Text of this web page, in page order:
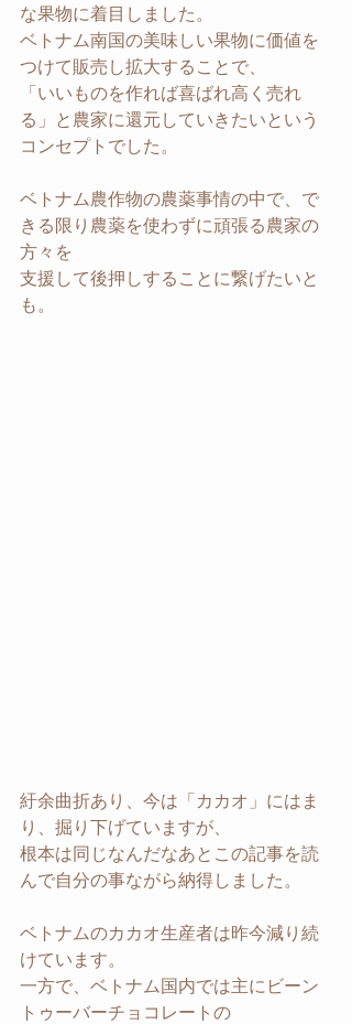
な果物に着目しました。
ベトナム南国の美味しい果物に価値を
つけて販売し拡大することで、
「いいものを作れば喜ばれ高く売れ
る」と農家に還元していきたいという
コンセプトでした。
ベトナム農作物の農薬事情の中で、で
きる限り農薬を使わずに頑張る農家の
方々を
支援して後押しすることに繋げたいと
も。
紆余曲折あり、今は「カカオ」にはま
り、掘り下げていますが、
根本は同じなんだなあとこの記事を読
んで自分の事ながら納得しました。
ベトナムのカカオ生産者は昨今減り続
けています。
一方で、ベトナム国内では主にビーン
トゥーバーチョコレートの